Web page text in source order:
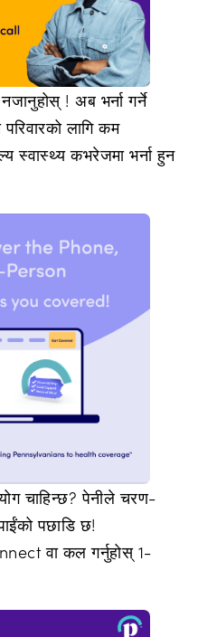
! अब भर्ना गर्ने
लागि कम
स्वास्थ्य कभरेजमा भर्ना हुन
चाहिन्छ? पेनीले चरण-
पछाडि छ!
वा कल गर्नुहोस् 1-